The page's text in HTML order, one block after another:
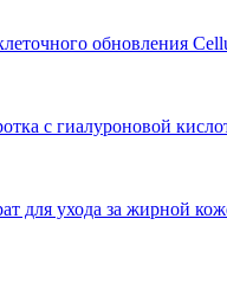
обновления
с гиалуроновой
для ухода за жирной